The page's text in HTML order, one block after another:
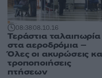
08:3808.10.16
Τεράστια ταλαιπωρία
στα αεροδρόμια –
Όλες οι ακυρώσεις
τροποποιήσεις
πτήσεων